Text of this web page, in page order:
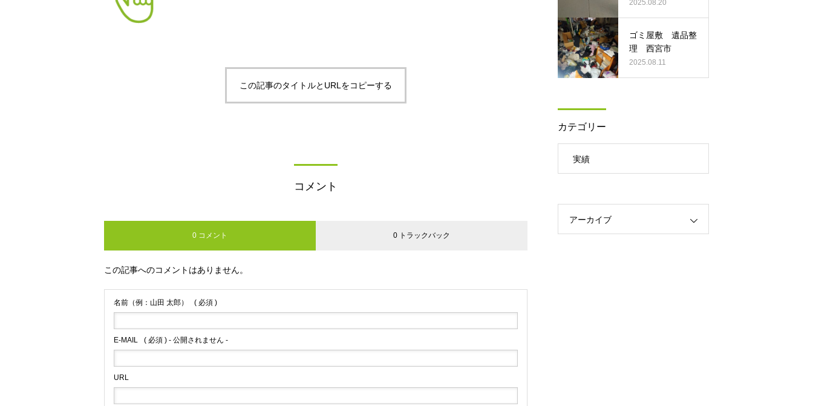
この記事のタイトルとURLをコピーする
コメント
0 コメント 0 トラックバック
この記事へのコメントはありません。
名前（例：山田 太郎） ( 必須 )
E-MAIL ( 必須 ) - 公開されません -
URL
2025.08.20
ゴミ屋敷 遺品整
理 西宮市
2025.08.11
カテゴリー
実績
アーカイブ